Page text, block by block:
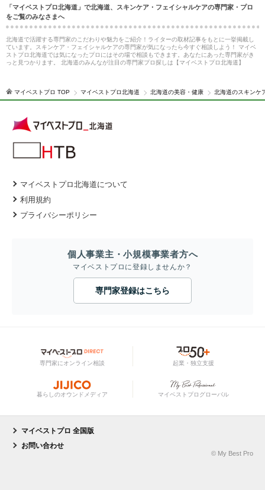
「マイベストプロ北海道」で北海道、スキンケア・フェイシャルケアの専門家・プロ
をご覧のみなさまへ
北海道で活躍する専門家のこだわりや魅力をご紹介！ライターの取材記事をもとに一挙掲載し
ています。スキンケア・フェイシャルケアの専門家が気になったら今すぐ相談しよう！ マイベ
ストプロ北海道では気になったプロにはその場で相談もできます。あなたにあった専門家がき
っと見つかります。 北海道のみんなが注目の専門家プロ探しは【マイベストプロ北海道】
マイベストプロ TOP マイベストプロ北海道 北海道の美容・健康 北海道のスキンケ
マイベストプロ北海道について
利用規約
プライバシーポリシー
個人事業主・小規模事業者方へ
マイベストプロに登録しませんか？
専門家登録はこちら
専門家にオンライン相談 起業・独立支援
暮らしのオウンドメディア マイベストプログローバル
マイベストプロ 全国版
お問い合わせ
© My Best Pro